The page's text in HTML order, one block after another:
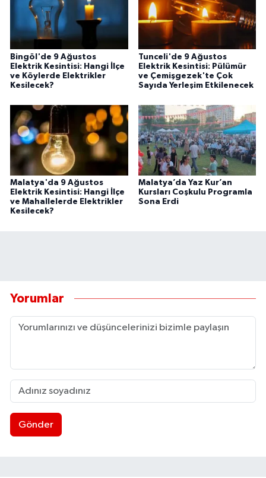
Bingöl'de 9 Ağustos
Elektrik Kesintisi: Hangi İlçe
ve Köylerde Elektrikler
Kesilecek?
Tunceli'de 9 Ağustos
Elektrik Kesintisi: Pülümür
ve Çemişgezek'te Çok
Sayıda Yerleşim Etkilenecek
Malatya'da 9 Ağustos
Elektrik Kesintisi: Hangi İlçe
ve Mahallelerde Elektrikler
Kesilecek?
Malatya’da Yaz Kur’an
Kursları Coşkulu Programla
Sona Erdi
Yorumlar
Gönder